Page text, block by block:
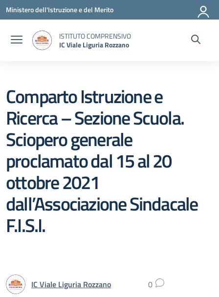
Vai ai contenuti
Vai al menu di navigazione
Vai al footer
Ministero dell'Istruzione e del Merito
ISTITUTO COMPRENSIVO
IC Viale Liguria Rozzano
Comparto Istruzione e
Ricerca – Sezione Scuola.
Sciopero generale
proclamato dal 15 al 20
ottobre 2021
dall’Associazione Sindacale
F.I.S.I.
IC Viale Liguria Rozzano 0